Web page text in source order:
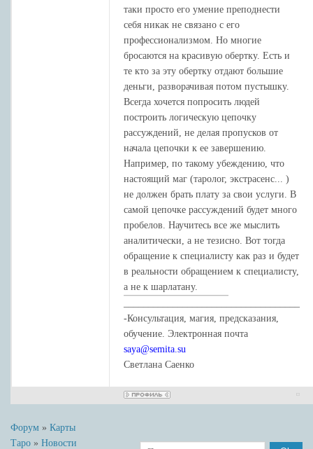
таки просто его умение преподнести
себя никак не связано с его
профессионализмом. Но многие
бросаются на красивую обертку. Есть и
те кто за эту обертку отдают большие
деньги, разворачивая потом пустышку.
Всегда хочется попросить людей
построить логическую цепочку
рассуждений, не делая пропусков от
начала цепочки к ее завершению.
Например, по такому убеждению, что
настоящий маг (таролог, экстрасенс... )
не должен брать плату за свои услуги. В
самой цепочке рассуждений будет много
пробелов. Научитесь все же мыслить
аналитически, а не тезисно. Вот тогда
обращение к специалисту как раз и будет
в реальности обращением к специалисту,
а не к шарлатану.
-Консультация, магия, предсказания,
обучение. Электронная почта
saya@semita.su
Светлана Саенко
Форум » Карты
Таро » Новости